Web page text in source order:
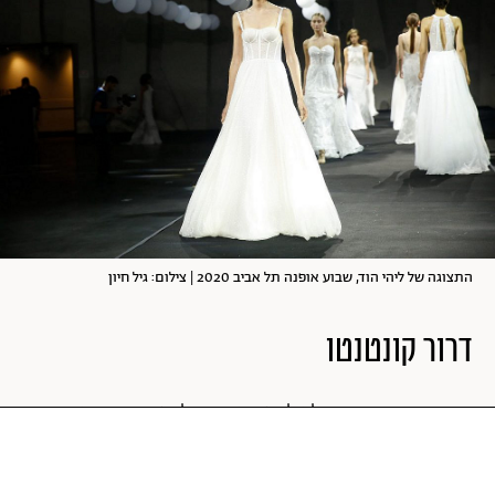
התצוגה של ליהי הוד, שבוע אופנה תל אביב 2020 | צילום: גיל חיון
דרור קונטנטו
דרור קונטנטו בחר שלא להציג את הקולקציה שהיה אמור